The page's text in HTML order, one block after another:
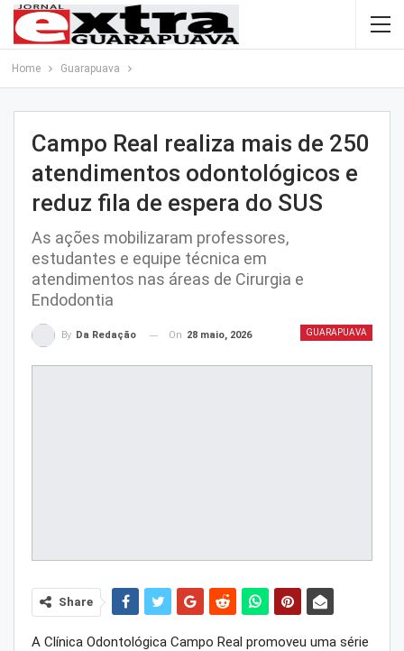
Home Guarapuava
Campo Real realiza mais de 250
atendimentos odontológicos e
reduz fila de espera do SUS
As ações mobilizaram professores,
estudantes e equipe técnica em
atendimentos nas áreas de Cirurgia e
Endodontia
GUARAPUAVA
By Da Redação On 28 maio, 2026
Share
A Clínica Odontológica Campo Real promoveu uma série